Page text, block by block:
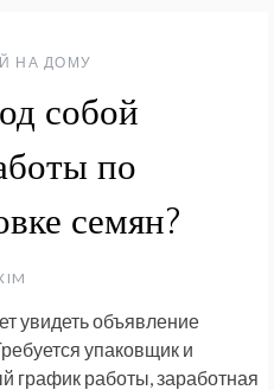
НА ДОМУ
собой
по
семян?
увидеть объявление
упаковщик и
работы, заработная